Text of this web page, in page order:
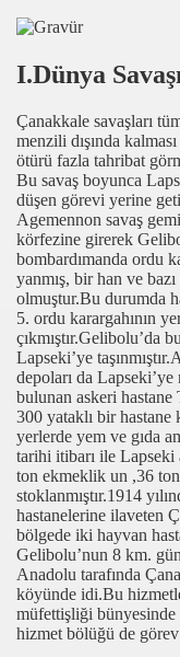
I.Dünya
Çanakkale savaşları
menzili dışında
ötürü fazla tahribat
Bu savaş boyunca
düşen görevi yerine
Agemennon savaş
körfezine girerek
bombardımanda ordu
yanmış, bir han ve
olmuştur.Bu durumda
5. ordu karargahının
çıkmıştır.Gelibolu’da
Lapseki’ye
depoları da
bulunan askeri hastane
300 yataklı bir hastane
yerlerde yem ve gıda
tarihi itibarı ile Lapseki
ton ekmeklik un ,36
stoklanmıştır.1914
hastanelerine ilaveten
bölgede iki hayvan
Gelibolu’nun 8 km.
Anadolu tarafında
köyünde idi.Bu
müfettişliği bünyesinde
hizmet bölüğü de